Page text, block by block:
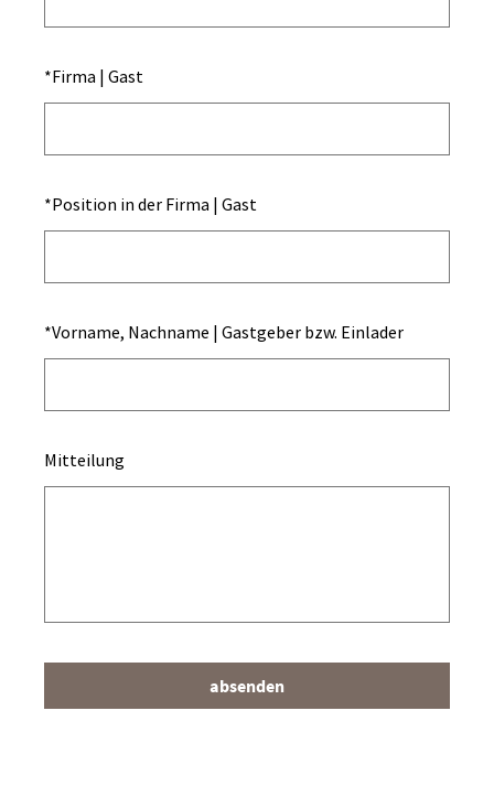
*Firma | Gast
*Position in der Firma | Gast
*Vorname, Nachname | Gastgeber bzw. Einlader
Mitteilung
absenden